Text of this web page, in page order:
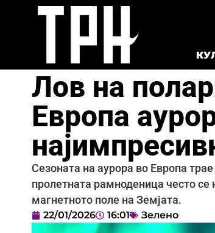
Лов на
Европа
Сезоната на аурора во Европа
пролетната рамноденица често се
магнетното поле на Земјата.
22/01/2026 16:01 Зелено